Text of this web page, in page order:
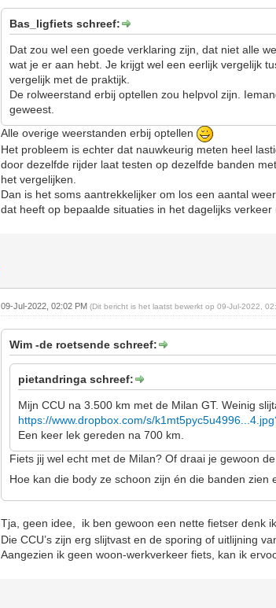
Bas_ligfiets schreef:
Dat zou wel een goede verklaring zijn, dat niet alle
wat je er aan hebt. Je krijgt wel een eerlijk vergelijk
vergelijk met de praktijk.
De rolweerstand erbij optellen zou helpvol zijn.
geweest.
Alle overige weerstanden erbij optellen
Het probleem is echter dat nauwkeurig meten heel
door dezelfde rijder laat testen op dezelfde banden
het vergelijken.
Dan is het soms aantrekkelijker om los een aantal
dat heeft op bepaalde situaties in het dagelijks verkeer
09-Jul-2022, 02:02 PM(Dit bericht is het laatst bewerkt op 09-Jul-2022,
Wim -de roetsende schreef:
pietandringa schreef:
Mijn CCU na 3.500 km met de Milan GT. Weinig
https://www.dropbox.com/s/
Een keer lek gereden na 700 km.
Fiets jij wel echt met de Milan? Of draai je gewoon
Hoe kan die body ze schoon zijn én die banden
Tja, geen idee, ik ben gewoon een nette fietser denk
Die CCU’s zijn erg slijtvast en de sporing of uitlijning
Aangezien ik geen woon-werkverkeer fiets, kan ik